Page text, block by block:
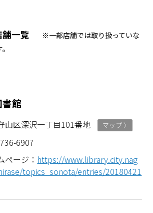
一覧
※一部店舗では取り扱っていな
館
山区深沢一丁目101番地 マップ 〉
­6907
ページ： https://www.library.city.nag
topics_sonota/entries/20180421